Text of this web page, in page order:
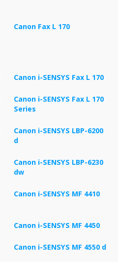
Canon Fax L 170
Canon i-SENSYS Fax L 170
Canon i-SENSYS Fax L 170
Series
Canon i-SENSYS LBP-6200
d
Canon i-SENSYS LBP-6230
dw
Canon i-SENSYS MF 4410
Canon i-SENSYS MF 4450
Canon i-SENSYS MF 4550 d